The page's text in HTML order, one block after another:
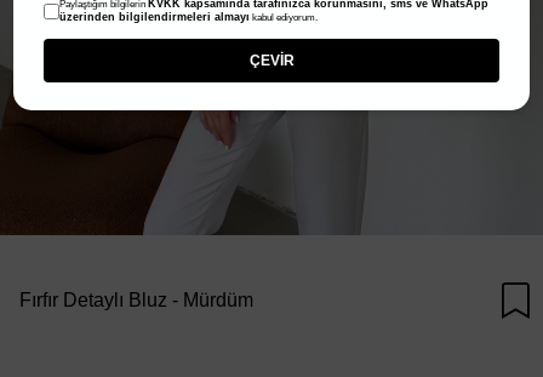
Fırfır Detaylı Bluz - Mürdüm
Paylaştığım bilgilerin KVKK kapsamında tarafınızca korunmasını, sms ve WhatsApp
üzerinden bilgilendirmeleri almayı kabul ediyorum.
ÇEVİR